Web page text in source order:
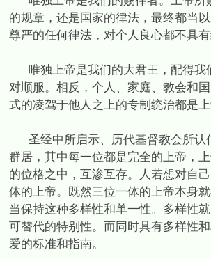
的规章，还是国家的律法，最终都当
尊严的任何律法，对个人良心都不具有
唯独上帝是我们的大君王，配得
对顺服。相反，个人、家庭、教会和
式的凌驾于他人之上的专制统治都是上
圣经中所启示、历代基督教会所
群居，其中每一位都是完全的上帝，
的位格之中，互渗互存。人若想对自
体的上帝。既然三位一体的上帝本身
当保持这种多样性和单一性。多样性
可替代的特别性。而同时具有多样性
爱的标准和指南。